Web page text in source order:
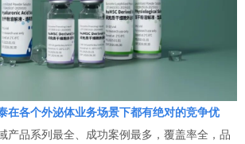
在各个外泌体业务场景下都有绝对的竞争优
产品系列最全、成功案例最多，覆盖率全，品